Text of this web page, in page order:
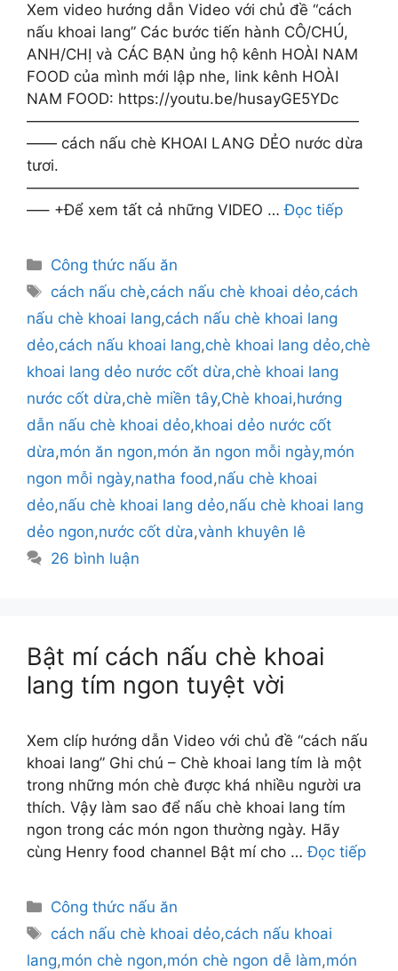
Xem video hướng dẫn Video với chủ đề “cách
nấu khoai lang” Các bước tiến hành CÔ/CHÚ,
ANH/CHỊ và CÁC BẠN ủng hộ kênh HOÀI NAM
FOOD của mình mới lập nhe, link kênh HOÀI
NAM FOOD: https://youtu.be/husayGE5YDc
——————————————————————
—— cách nấu chè KHOAI LANG DẺO nước dừa
tươi.
——————————————————————
—– +Để xem tất cả những VIDEO …Đọc tiếp
Danh
mục
Công thức nấu ăn
Thẻ
cách nấu chè,cách nấu chè khoai dẻo,cách
nấu chè khoai lang,cách nấu chè khoai lang
dẻo,cách nấu khoai lang,chè khoai lang dẻo,chè
khoai lang dẻo nước cốt dừa,chè khoai lang
nước cốt dừa,chè miền tây,Chè khoai,hướng
dẫn nấu chè khoai dẻo,khoai dẻo nước cốt
dừa,món ăn ngon,món ăn ngon mỗi ngày,món
ngon mỗi ngày,natha food,nấu chè khoai
dẻo,nấu chè khoai lang dẻo,nấu chè khoai lang
dẻo ngon,nước cốt dừa,vành khuyên lê
26 bình luận
Bật mí cách nấu chè khoai
lang tím ngon tuyệt vời
Xem clíp hướng dẫn Video với chủ đề “cách nấu
khoai lang” Ghi chú – Chè khoai lang tím là một
trong những món chè được khá nhiều người ưa
thích. Vậy làm sao để nấu chè khoai lang tím
ngon trong các món ngon thường ngày. Hãy
cùng Henry food channel Bật mí cho …Đọc tiếp
Danh
mục
Công thức nấu ăn
Thẻ
cách nấu chè khoai dẻo,cách nấu khoai
lang,món chè ngon,món chè ngon dễ làm,món